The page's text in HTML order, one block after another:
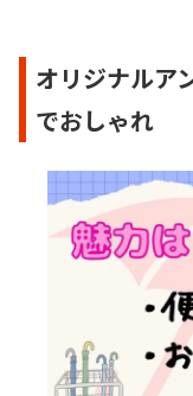
オリジナルア
でおしゃれ